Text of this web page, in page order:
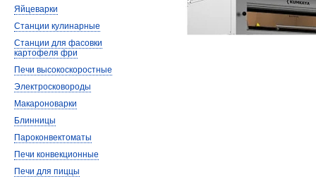
Яйцеварки
Станции кулинарные
Станции для фасовки
картофеля фри
Печи высокоскоростные
Электросковороды
Макароноварки
Блинницы
Пароконвектоматы
Печи конвекционные
Печи для пиццы